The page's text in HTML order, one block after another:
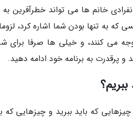
خانم ها می تواند خطرآفرین
که به تنها بودن شما اشاره کرد،
می کنند، و خیلی ها صرفا برای
و پرقدرت به برنامه خود ادامه دهید.
که باید ببرید و چیزهایی